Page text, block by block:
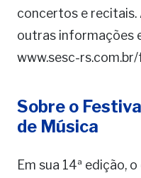
concertos e
outras informações
www.sesc-
Sobre o
de Música
Em sua 14ª edição,